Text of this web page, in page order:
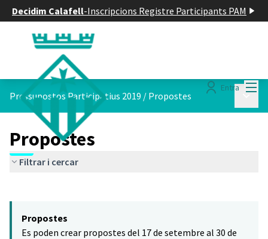
Decidim Calafell-Inscripcions Registre Participants PAM
Entra
Pressupostos Participatius 2019 / Propostes
Propostes
Filtrar i cercar
−
Propostes
Es poden crear propostes del 17 de setembre al 30 de